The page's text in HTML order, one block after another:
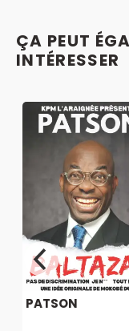
ÇA PEUT
INTÉRESSER
PATSON